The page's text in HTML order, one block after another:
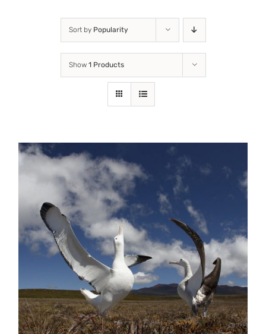
Sort by Popularity
Show 1 Products